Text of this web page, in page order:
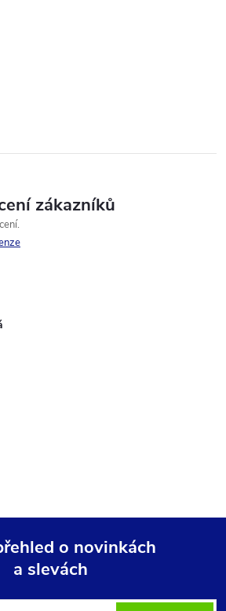
zákazníků
o novinkách
a slevách